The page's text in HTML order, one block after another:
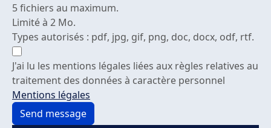
5 fichiers au maximum.
Limité à 2 Mo.
Types autorisés : pdf, jpg, gif, png, doc, docx, odf, rtf.
J'ai lu les mentions légales liées aux règles relatives au
traitement des données à caractère personnel
Mentions légales